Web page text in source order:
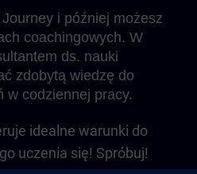
i później możesz
coachingowych. W
ds. nauki
zdobytą wiedzę do
w codziennej pracy.
idealne warunki do
uczenia się! Spróbuj!